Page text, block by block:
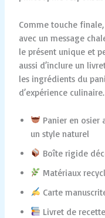
Comme touche
avec un message
le présent unique et
aussi d’inclure un
les ingrédients du
d’expérience culinaire.
Panier en osier
un style naturel
Boîte rigide
Matériaux
Carte
Livret de